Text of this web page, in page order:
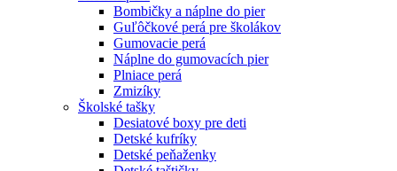
Bombičky a náplne do pier
Guľôčkové perá pre školákov
Gumovacie perá
Náplne do gumovacích pier
Plniace perá
Zmizíky
Školské tašky
Desiatové boxy pre deti
Detské kufríky
Detské peňaženky